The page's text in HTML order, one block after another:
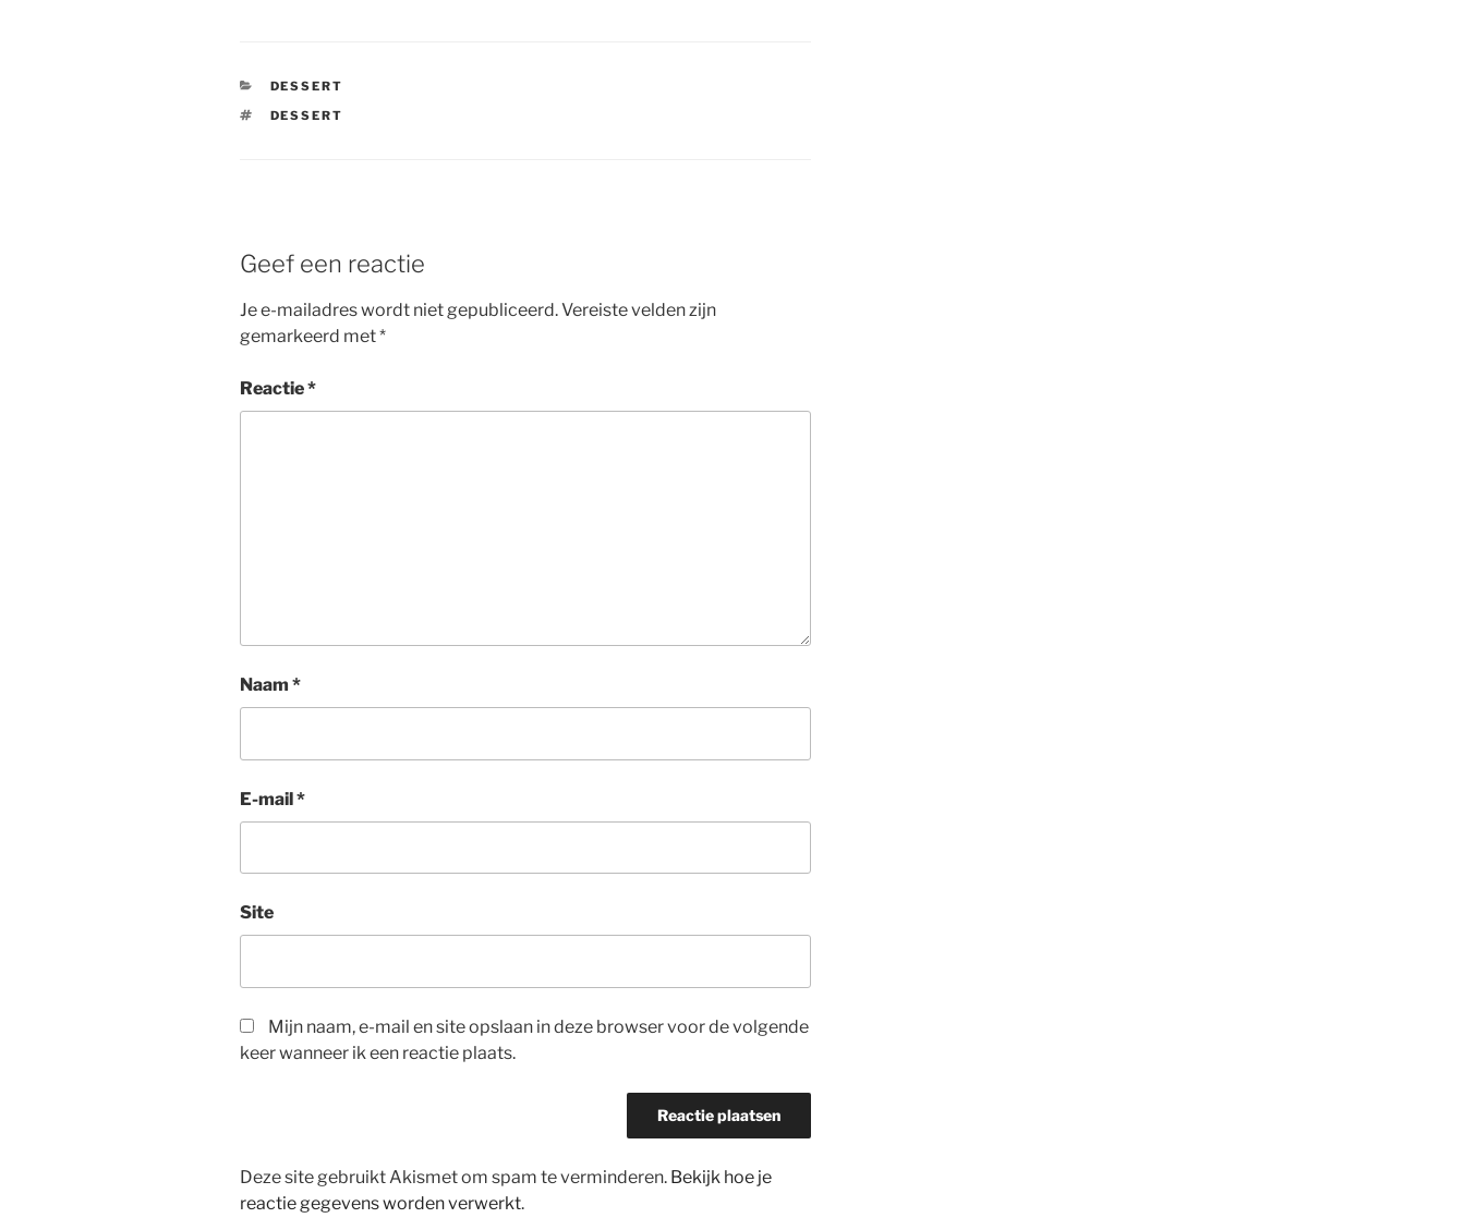
CATEGORIEËN
DESSERT
TAGS
DESSERT
Geef een reactie
Je e-mailadres wordt niet gepubliceerd.Vereiste velden zijn
gemarkeerd met*
Reactie*
Naam *
E-mail*
Site
Mijn naam, e-mail en site opslaan in deze browser voor de volgende
keer wanneer ik een reactie plaats.
Deze site gebruikt Akismet om spam te verminderen. Bekijk hoe je
reactie gegevens worden verwerkt.